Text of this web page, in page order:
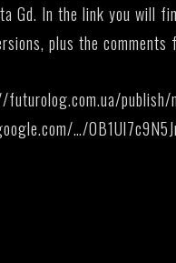
Gd. In the link you will
plus the comments
publish/
…/